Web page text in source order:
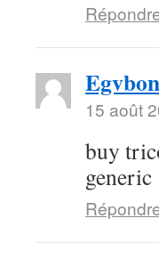
Egvbon
15 août
buy
generic